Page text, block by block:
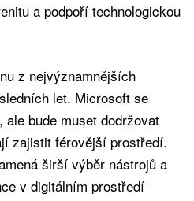
a podpoří technologickou
z nejvýznamnějších
let. Microsoft se
bude muset dodržovat
zajistit férovější prostředí.
širší výběr nástrojů a
v digitálním prostředí